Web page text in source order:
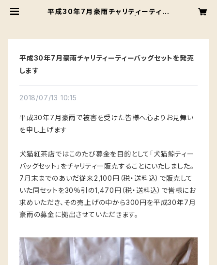
平成30年7月豪雨チャリティーティー
平成30年7月豪雨チャリティーティーバッグセットを発売
します
2018/07/13 10:15
平成30年7月豪雨で被害を受けた皆様へ心よりお見舞い
を申し上げます
犬猫紅茶店ではこのたび募金を目的として「犬猫鯨ティー
バッグセット」をチャリティー販売することにいたしました。
7月末までのあいだ従来2,100円（税・送料込）で販売して
いた同セットを30％引の1,470円（税・送料込）で皆様にお
求めいただき、その売上げの中から300円を平成30年7月
豪雨の募金に拠出させていただきます。